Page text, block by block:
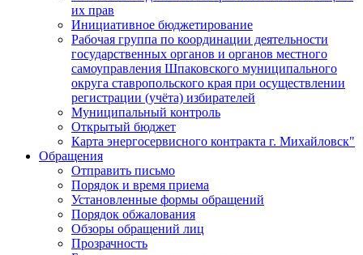
их прав
Инициативное бюджетирование
Рабочая группа по координации деятельности
государственных органов и органов местного
самоуправления Шпаковского муниципального
округа ставропольского края при осуществлении
регистрации (учёта) избирателей
Муниципальный контроль
Открытый бюджет
Карта энергосервисного контракта г. Михайловск"
Обращения
Отправить письмо
Порядок и время приема
Установленные формы обращений
Порядок обжалования
Обзоры обращений лиц
Прозрачность